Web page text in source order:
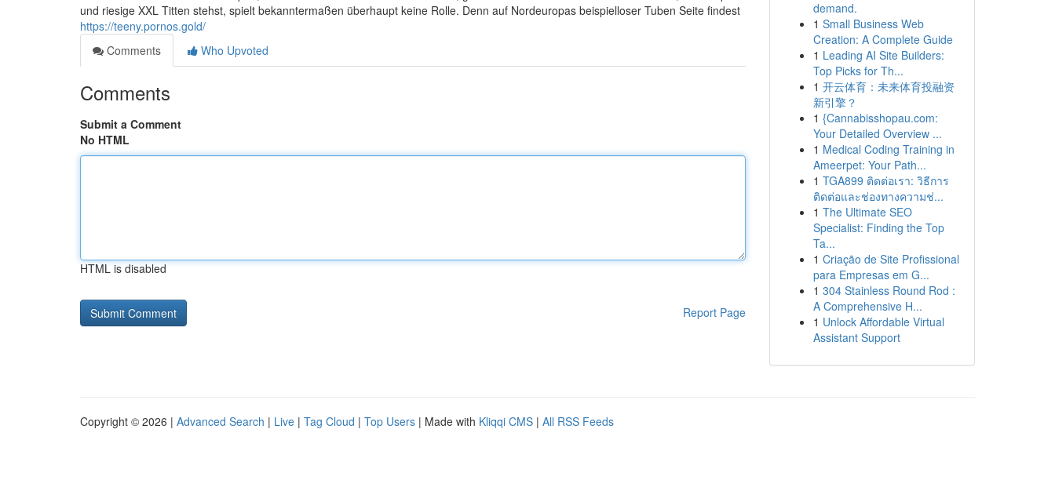
und riesige XXL Titten stehst, spielt bekanntermaßen überhaupt keine Rolle. Denn auf Nordeuropas beispielloser Tuben Seite findest
https://teeny.pornos.gold/
Comments
Who Upvoted
Comments
Submit a Comment
No HTML
HTML is disabled
Report Page
demand.
1 Small Business Web
Creation: A Complete Guide
1 Leading AI Site Builders:
Top Picks for Th...
1 开云体育：未来体育投融资
新引擎？
1 {Cannabisshopau.com:
Your Detailed Overview ...
1 Medical Coding Training in
Ameerpet: Your Path...
1 TGA899 ติดต่อเรา: วิธีการ
ติดต่อและช่องทางความช่...
1 The Ultimate SEO
Specialist: Finding the Top
Ta...
1 Criação de Site Profissional
para Empresas em G...
1 304 Stainless Round Rod :
A Comprehensive H...
1 Unlock Affordable Virtual
Assistant Support
Copyright © 2026 | Advanced Search | Live | Tag Cloud | Top Users | Made with Kliqqi CMS | All RSS Feeds